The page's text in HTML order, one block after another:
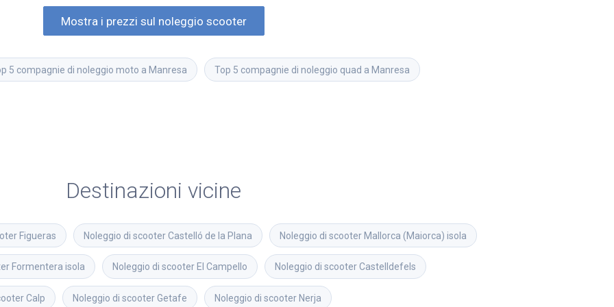
Mostra i prezzi sul noleggio scooter
5 compagnie di noleggio moto a Manresa Top 5 compagnie di noleggio quad a Manresa
Destinazioni vicine
Figueras Noleggio di scooterCastelló de la Plana Noleggio di scooter Mallorca (Maiorca) isola
Formentera isola Noleggio di scooter El Campello Noleggio di scooterCastelldefels
Calp Noleggio di scooterGetafe Noleggio di scooterNerja